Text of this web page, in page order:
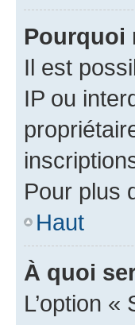
Pourquoi
Il est
IP ou
Pour plus
Haut
À quoi
L’option